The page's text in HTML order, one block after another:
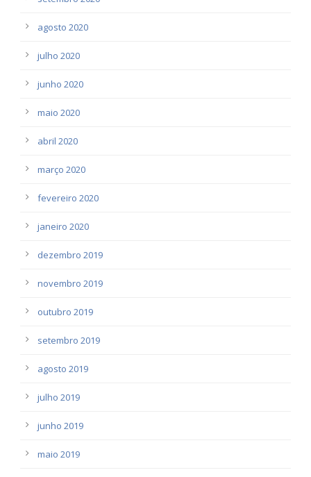
agosto 2020
julho 2020
junho 2020
maio 2020
abril 2020
março 2020
fevereiro 2020
janeiro 2020
dezembro 2019
novembro 2019
outubro 2019
setembro 2019
agosto 2019
julho 2019
junho 2019
maio 2019